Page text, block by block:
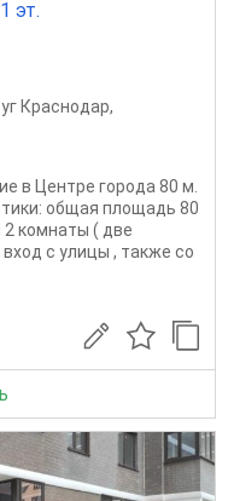
эт.
Краснодар,
в Центре города 80 м.
общая площадь 80
2 комнаты ( две
с улицы , также со